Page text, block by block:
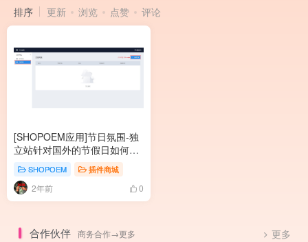
排序 更新 浏览 点赞 评论
[SHOPOEM应用]节日氛围-独
立站针对国外的节假日如何配
置网站的节日特效氛围？
SHOPOEM 插件商城
2年前 0
合作伙伴 商务合作→更多 更多